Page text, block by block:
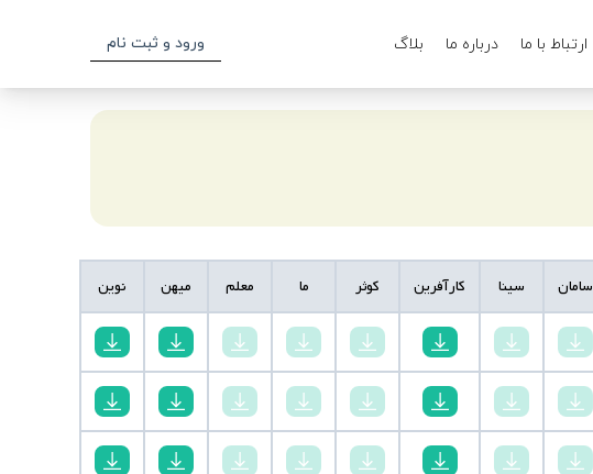
ارتباط با ما درباره ما بلاگ ورود و ثبت نام
نوین میهن معلم ما کوثر کارآفرین سینا سامان